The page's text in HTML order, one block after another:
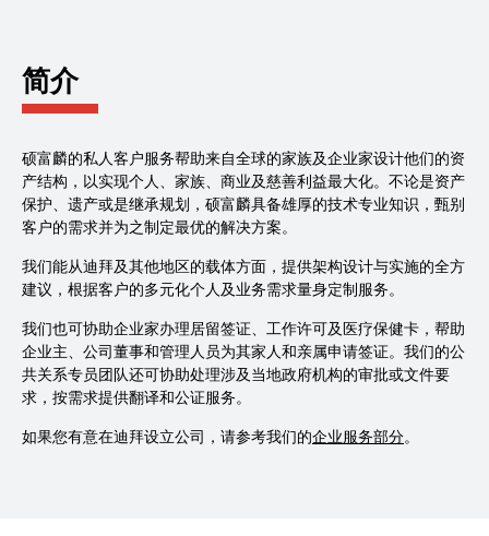
简介
硕富麟的私人客户服务帮助来自全球的家族及企业家设计他们的资
产结构，以实现个人、家族、商业及慈善利益最大化。不论是资产
保护、遗产或是继承规划，硕富麟具备雄厚的技术专业知识，甄别
客户的需求并为之制定最优的解决方案。
我们能从迪拜及其他地区的载体方面，提供架构设计与实施的全方
建议，根据客户的多元化个人及业务需求量身定制服务。
我们也可协助企业家办理居留签证、工作许可及医疗保健卡，帮助
企业主、公司董事和管理人员为其家人和亲属申请签证。我们的公
共关系专员团队还可协助处理涉及当地政府机构的审批或文件要
求，按需求提供翻译和公证服务。
如果您有意在迪拜设立公司，请参考我们的企业服务部分。